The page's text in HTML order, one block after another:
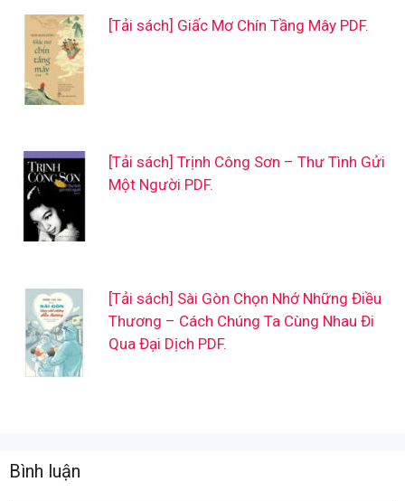
[Tải sách] Giấc Mơ Chín Tầng Mây PDF.
[Tải sách] Trịnh Công Sơn – Thư Tình Gửi
Một Người PDF.
[Tải sách] Sài Gòn Chọn Nhớ Những Điều
Thương – Cách Chúng Ta Cùng Nhau Đi
Qua Đại Dịch PDF.
Bình luận